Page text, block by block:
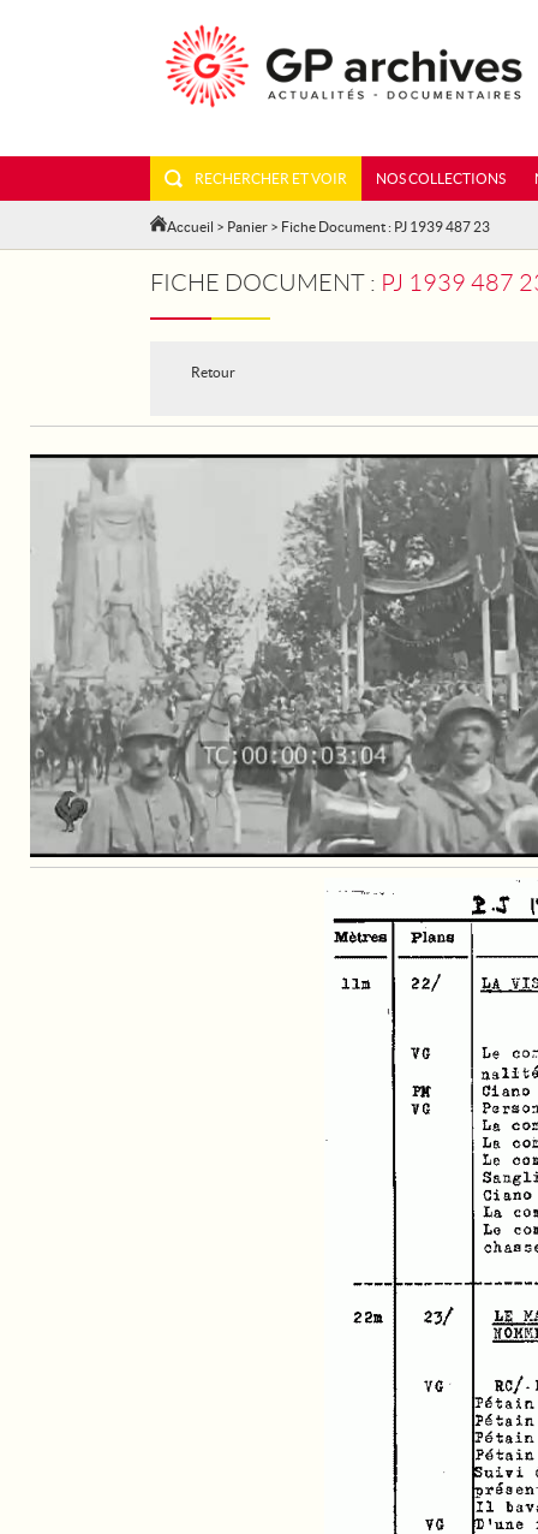
RECHERCHER ET VOIR NOS COLLECTIONS
Accueil > Panier > Fiche Document : PJ 1939 487 23
FICHE DOCUMENT : PJ 1939 487
Retour